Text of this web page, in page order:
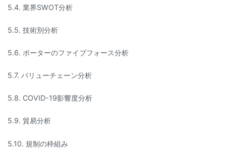
5.4. 業界SWOT分析
5.5. 技術別分析
5.6. ポーターのファイブフォース分析
5.7. バリューチェーン分析
5.8. COVID-19影響度分析
5.9. 貿易分析
5.10. 規制の枠組み